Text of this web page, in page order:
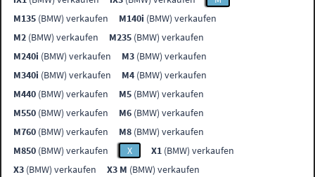
M135 (BMW) verkaufen M140i (BMW) verkaufen
M2 (BMW) verkaufen M235 (BMW) verkaufen
M240i (BMW) verkaufen M3 (BMW) verkaufen
M340i (BMW) verkaufen M4 (BMW) verkaufen
M440 (BMW) verkaufen M5 (BMW) verkaufen
M550 (BMW) verkaufen M6 (BMW) verkaufen
M760 (BMW) verkaufen M8 (BMW) verkaufen
M850 (BMW) verkaufen X X1 (BMW) verkaufen
X3 (BMW) verkaufen X3 M (BMW) verkaufen